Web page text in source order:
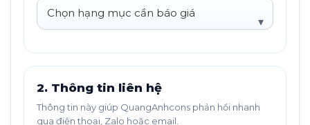
2. Thông tin liên hệ
Thông tin này giúp QuangAnhcons phản hồi nhanh
qua điện thoại, Zalo hoặc email.